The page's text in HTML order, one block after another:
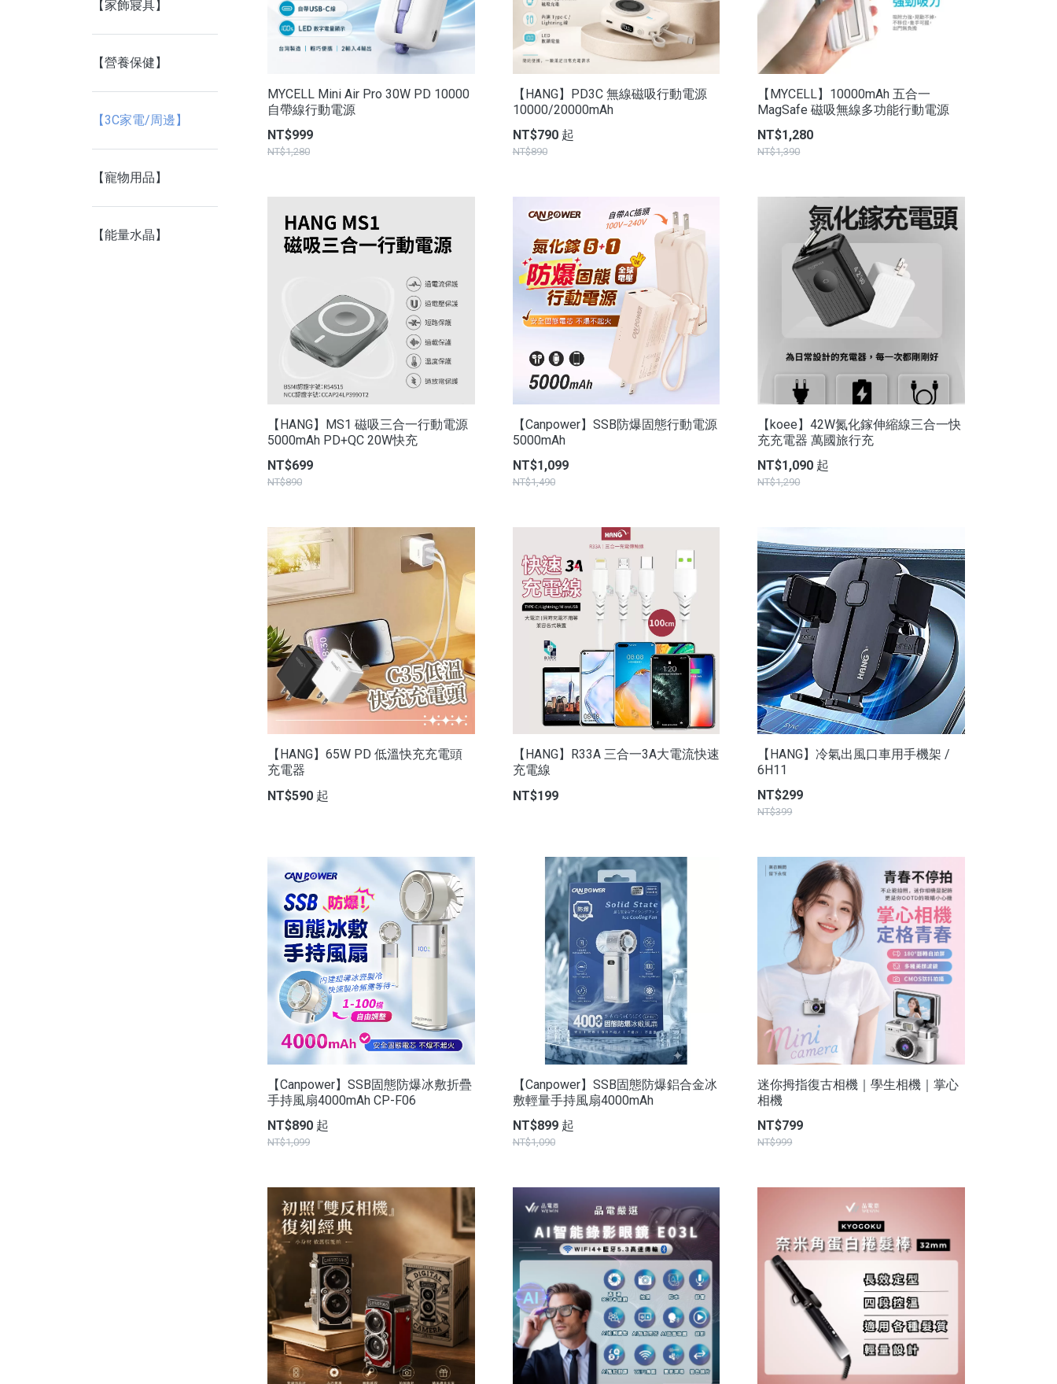
【家飾寢具】
【營養保健】
【3C家電/周邊】
【寵物用品】
【能量水晶】
MYCELL Mini Air Pro 30W PD 10000
自帶線行動電源
NT$999
NT$1,280
【HANG】PD3C 無線磁吸行動電源
10000/20000mAh
NT$790 起
NT$890
【MYCELL】10000mAh 五合一
MagSafe 磁吸無線多功能行動電源
NT$1,280
NT$1,390
【HANG】MS1 磁吸三合一行動電源
5000mAh PD+QC 20W快充
NT$699
NT$890
【Canpower】SSB防爆固態行動電源
5000mAh
NT$1,099
NT$1,490
【koee】42W氮化鎵伸縮線三合一快
充充電器 萬國旅行充
NT$1,090 起
NT$1,290
【HANG】65W PD 低溫快充充電頭
充電器
NT$590 起
【HANG】R33A 三合一3A大電流快速
充電線
NT$199
【HANG】冷氣出風口車用手機架 /
6H11
NT$299
NT$399
【Canpower】SSB固態防爆冰敷折疊
手持風扇4000mAh CP-F06
NT$890 起
NT$1,099
【Canpower】SSB固態防爆鋁合金冰
敷輕量手持風扇4000mAh
NT$899 起
NT$1,090
迷你拇指復古相機｜學生相機｜掌心
相機
NT$799
NT$999